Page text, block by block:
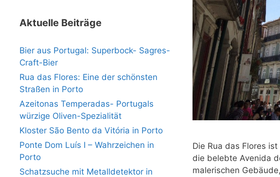
Die Rua das Flores
die belebte Avenida
malerischen
Aktuelle Beiträge
Bier aus Portugal: Superbock- Sagres-
Craft-Bier
Rua das Flores: Eine der schönsten
Straßen in Porto
Azeitonas Temperadas- Portugals
würzige Oliven-Spezialität
Kloster São Bento da Vitória in Porto
Ponte Dom Luís I – Wahrzeichen in
Porto
Schatzsuche mit Metalldetektor in